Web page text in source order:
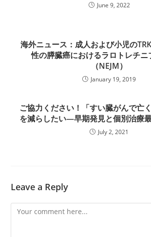
June 9, 2022
海外ニュース：成人および小児の
性の膵臓癌におけるラロトレチニ
（NEJM）
January 19, 2019
ご協力ください！「すい臓がんで亡
を減らしたい―早期発見と個別治療最
July 2, 2021
Leave a Reply
Comment